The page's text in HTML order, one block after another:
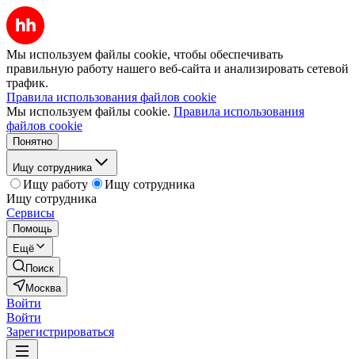
Мы используем файлы cookie, чтобы обеспечивать
правильную работу нашего веб-сайта и анализировать сетевой
трафик.
Правила использования файлов cookie
Мы используем файлы cookie. Правила использования
файлов cookie
Понятно
Ищу сотрудника
Ищу работу
Ищу сотрудника
Ищу сотрудника
Сервисы
Помощь
Ещё
Поиск
Москва
Войти
Войти
Зарегистрироваться